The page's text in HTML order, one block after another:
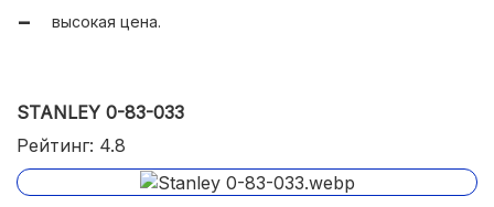
высокая цена.
STANLEY 0-83-033
Рейтинг: 4.8